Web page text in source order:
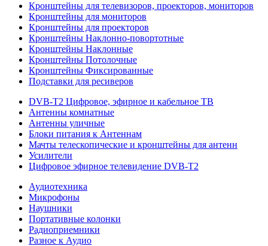
Кронштейны для телевизоров, проекторов, мониторов
Кронштейны для мониторов
Кронштейны для проекторов
Кронштейны Наклонно-повортотные
Кронштейны Наклонные
Кронштейны Потолочные
Кронштейны Фиксированные
Подставки для ресиверов
DVB-T2 Цифровое, эфирное и кабельное ТВ
Антенны комнатные
Антенны уличные
Блоки питания к Антеннам
Мачты телескопические и кронштейны для антенн
Усилители
Цифровое эфирное телевидение DVB-Т2
Аудиотехника
Микрофоны
Наушники
Портативные колонки
Радиоприемники
Разное к Аудио